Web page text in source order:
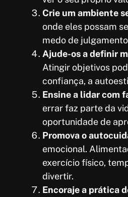
Crie um ambiente
onde eles possam
medo de
Ajude-os a definir
Atingir objetivos
confiança, a
Ensine a lidar com
errar faz parte da
oportunidade de
Promova o
emocional.
exercício físico,
divertir.
Encoraje a prática